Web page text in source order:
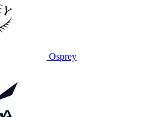
Osprey